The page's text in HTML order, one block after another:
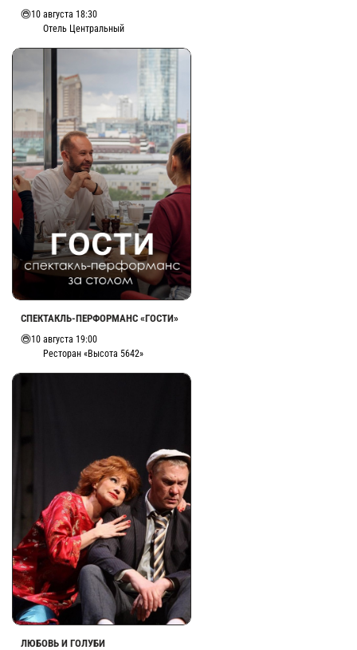
10 августа 18:30
Отель Центральный
СПЕКТАКЛЬ-ПЕРФОРМАНС «ГОСТИ»
10 августа 19:00
Ресторан «Высота 5642»
ЛЮБОВЬ И ГОЛУБИ